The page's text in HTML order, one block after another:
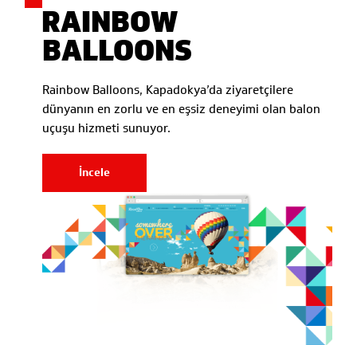
RAINBOW
BALLOONS
Rainbow Balloons, Kapadokya’da ziyaretçilere
dünyanın en zorlu ve en eşsiz deneyimi olan balon
uçuşu hizmeti sunuyor.
İncele